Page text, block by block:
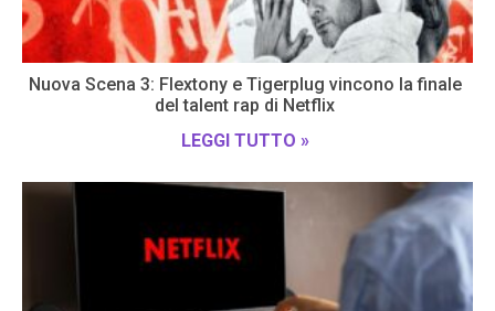
Nuova Scena 3: Flextony e Tigerplug vincono la finale
del talent rap di Netflix
LEGGI TUTTO »